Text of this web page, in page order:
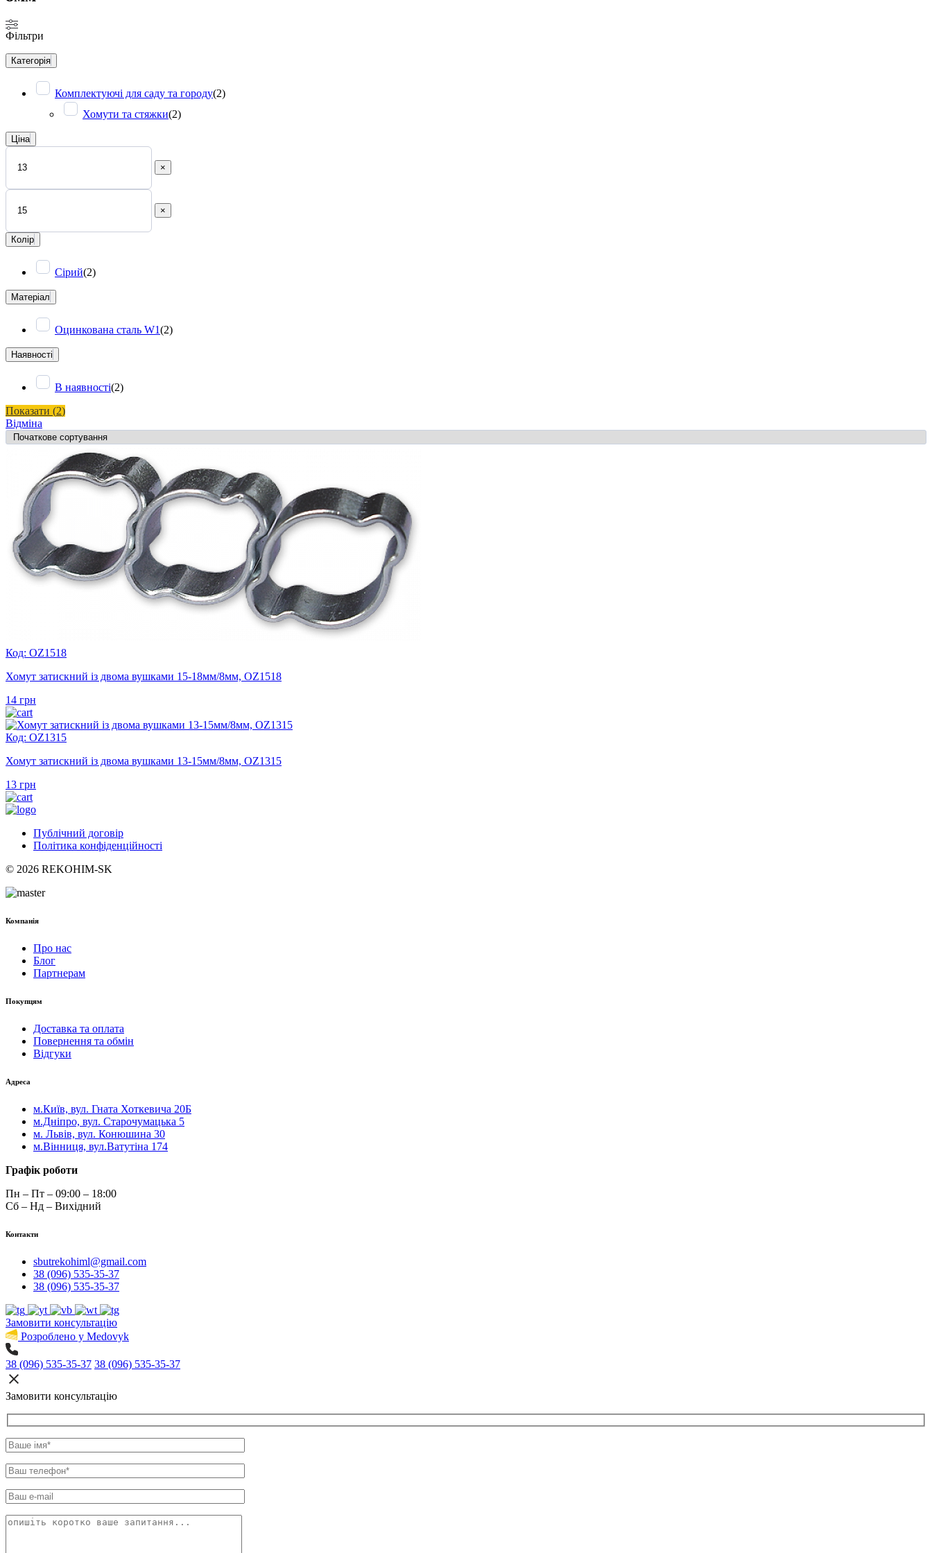
Фільтри
Категорія
Комплектуючі для саду та городу(2)
Хомути та стяжки(2)
Ціна
×
×
Колір
Сірий(2)
Матеріал
Оцинкована сталь W1(2)
Наявності
В наявності(2)
Показати (2)
Відміна
Код: OZ1518
Хомут затискний із двома вушками 15-18мм/8мм, OZ1518
14 грн
Код: OZ1315
Хомут затискний із двома вушками 13-15мм/8мм, OZ1315
13 грн
Публічний договір
Політика конфіденційності
© 2026 REKOHIM-SK
Компанія
Про нас
Блог
Партнерам
Покупцям
Доставка та оплата
Повернення та обмін
Відгуки
Адреса
м.Київ, вул. Гната Хоткевича 20Б
м.Дніпро, вул. Старочумацька 5
м. Львів, вул. Конюшина 30
м.Вінниця, вул.Ватутіна 174
Графік роботи
Пн – Пт – 09:00 – 18:00
Сб – Нд – Вихідний
Контакти
sbutrekohiml@gmail.com
38 (096) 535-35-37
38 (096) 535-35-37
Замовити консультацію
Розроблено у Medovyk
38 (096) 535-35-37 38 (096) 535-35-37
Замовити консультацію